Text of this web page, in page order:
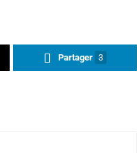
Partager 3